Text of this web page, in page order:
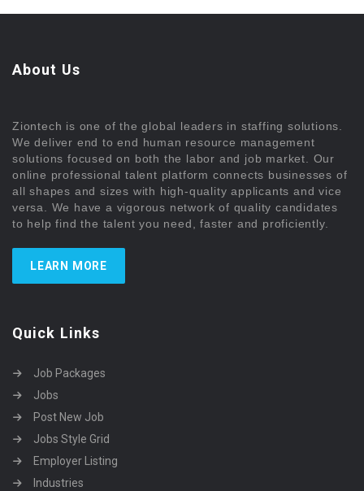
About Us
Ziontech is one of the global leaders in staffing solutions.
We deliver end to end human resource management
solutions focused on both the labor and job market. Our
online professional talent platform connects businesses of
all shapes and sizes with high-quality applicants and vice
versa. We have a vigorous network of quality candidates
to help find the talent you need, faster and proficiently.
LEARN MORE
Quick Links
Job Packages
Jobs
Post New Job
Jobs Style Grid
Employer Listing
Industries